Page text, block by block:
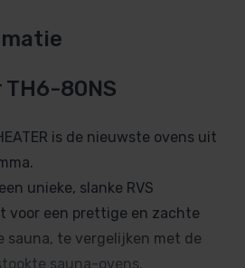
80NS
is de nieuwste ovens uit
unieke, slanke RVS
voor een prettige en zachte
te vergelijken met de
sauna-ovens.